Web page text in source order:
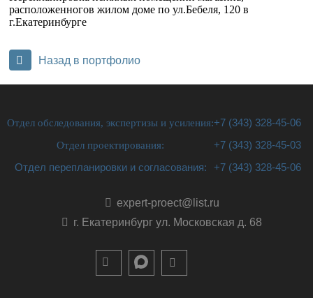
расположенногов жилом доме по ул.Бебеля, 120 в
г.Екатеринбурге
Назад в портфолио
Отдел обследования, экспертизы и усиления:+7 (343) 328-45-06
Отдел проектирования:
+7 (343) 328-45-03
Отдел перепланировки и согласования:
+7 (343) 328-45-06
expert-proect@list.ru
г. Екатеринбург ул. Московская д. 68